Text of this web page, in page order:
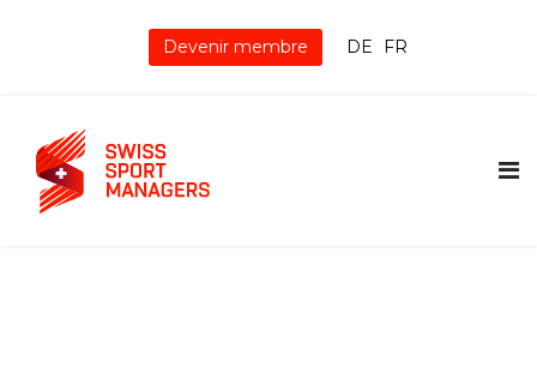
Devenir membre DE FR